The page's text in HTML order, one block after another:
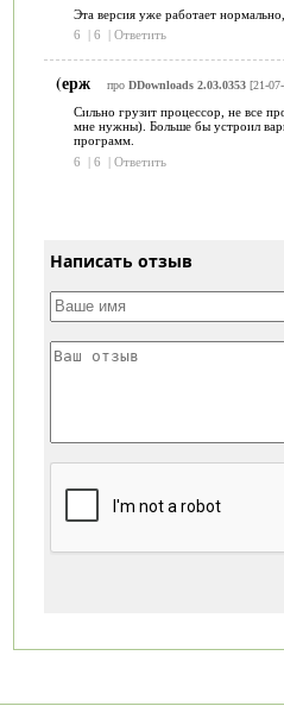
Эта версия уже работает нормально,
6
| 6 | Ответить
(ерж про DDownloads 2.03.0353[21-
Сильно грузит процессор, не все
мне нужны). Больше бы устроил
программ.
6
| 6 | Ответить
Написать отзыв